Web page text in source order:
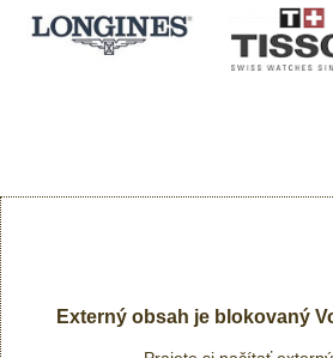
Externý obsah je blokovaný